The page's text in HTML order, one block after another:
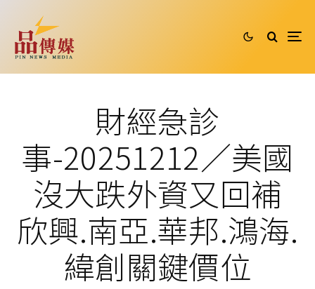
財經急診
事-20251212／美國
沒大跌外資又回補
欣興.南亞.華邦.鴻海.
緯創關鍵價位